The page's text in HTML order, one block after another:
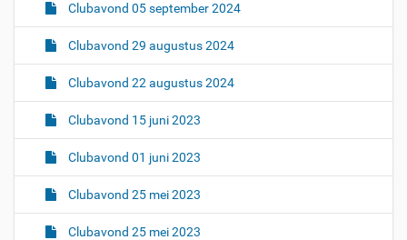
Clubavond 05 september 2024
Clubavond 29 augustus 2024
Clubavond 22 augustus 2024
Clubavond 15 juni 2023
Clubavond 01 juni 2023
Clubavond 25 mei 2023
Clubavond 25 mei 2023